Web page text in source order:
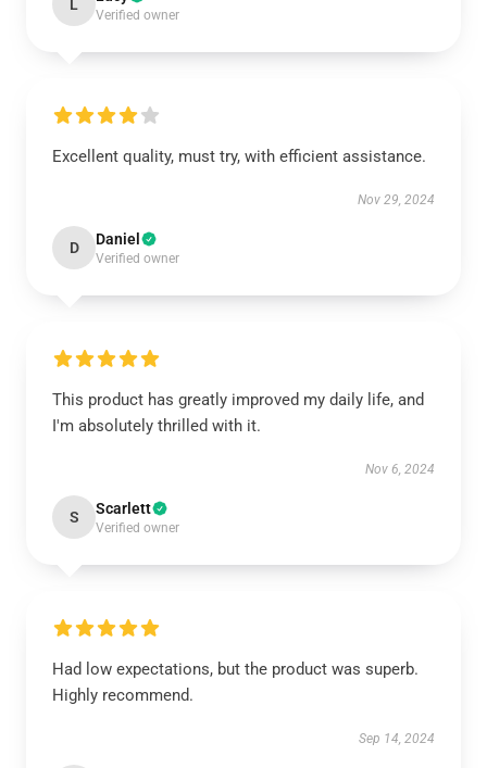
L
Verified owner
Excellent quality, must try, with efficient assistance.
Nov 29, 2024
D Daniel
Verified owner
This product has greatly improved my daily life, and
I'm absolutely thrilled with it.
Nov 6, 2024
S Scarlett
Verified owner
Had low expectations, but the product was superb.
Highly recommend.
Sep 14, 2024